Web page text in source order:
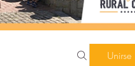
Unirse